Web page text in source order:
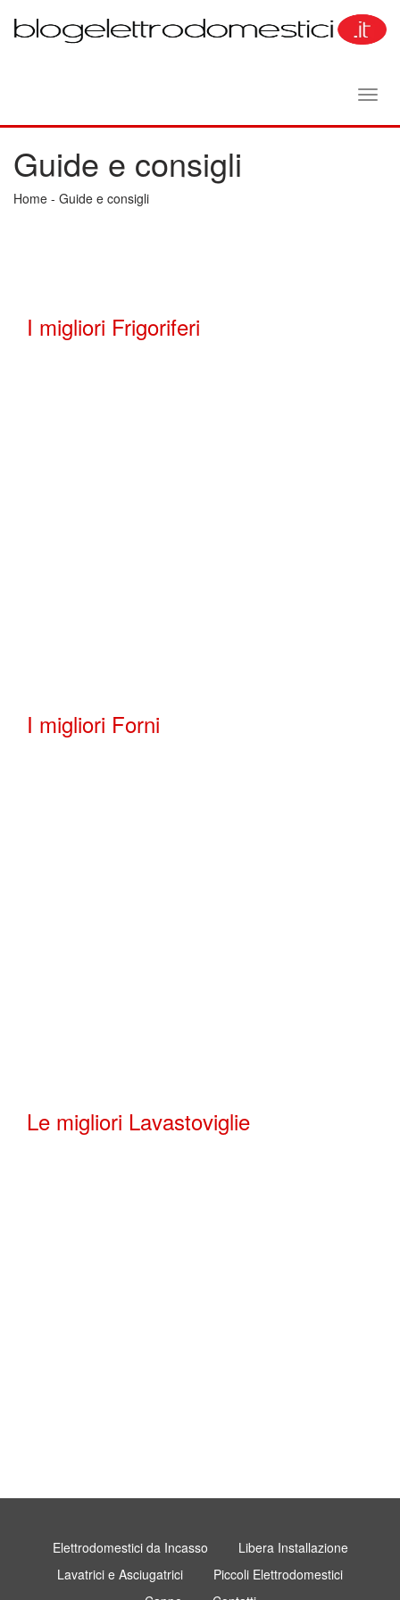
Guide e consigli
Home - Guide e consigli
I migliori Frigoriferi
I migliori Forni
Le migliori Lavastoviglie
Elettrodomestici da Incasso
Libera Installazione
Lavatrici e Asciugatrici
Piccoli Elettrodomestici